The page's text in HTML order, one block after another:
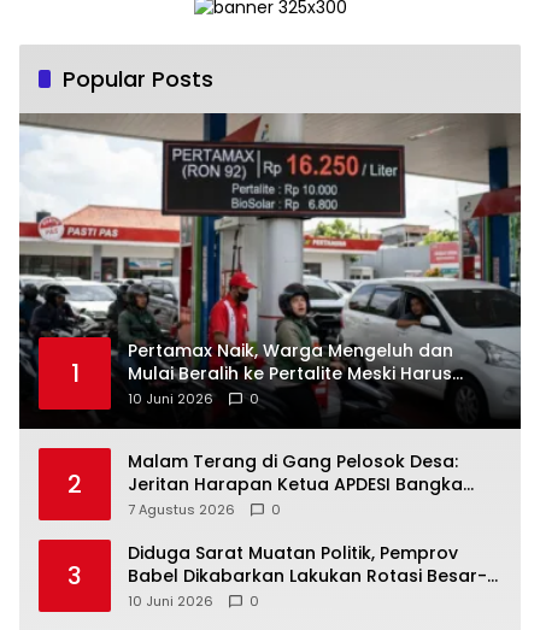
Popular Posts
1
‎Pertamax Naik, Warga Mengeluh dan
Mulai Beralih ke Pertalite Meski Harus
10 Juni 2026 0
2
Malam Terang di Gang Pelosok Desa:
Jeritan Harapan Ketua APDESI Bangka
Tengah untuk PLN Babel
7 Agustus 2026 0
3
‎Diduga Sarat Muatan Politik, Pemprov
Babel Dikabarkan Lakukan Rotasi Besar-
10 Juni 2026 0